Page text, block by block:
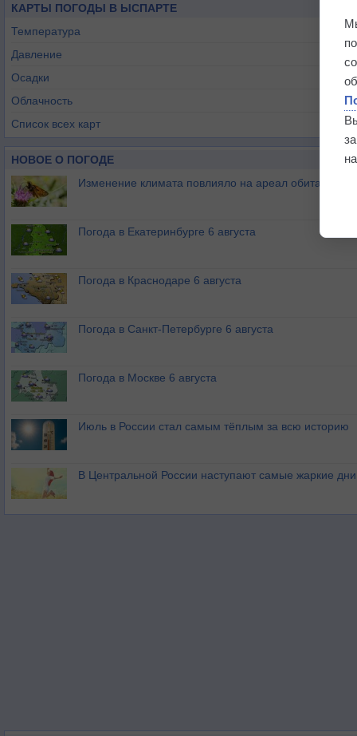
КАРТЫ ПОГОДЫ В ЫСПАРТЕ
Температура
Давление
Осадки
Облачность
Список всех карт
НОВОЕ О ПОГОДЕ
Изменение климата повлияло на ареал обитания
Погода в Екатеринбурге 6 августа
Погода в Краснодаре 6 августа
Погода в Санкт-Петербурге 6 августа
Погода в Москве 6 августа
Июль в России стал самым тёплым за всю историю
В Центральной России наступают самые жаркие дни